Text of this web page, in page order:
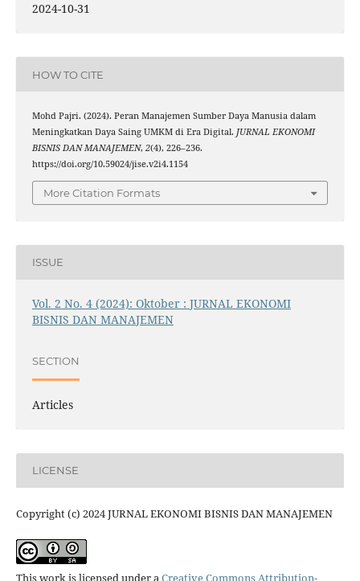
2024-10-31
HOW TO CITE
Mohd Pajri. (2024). Peran Manajemen Sumber Daya Manusia dalam
Meningkatkan Daya Saing UMKM di Era Digital. JURNAL EKONOMI
BISNIS DAN MANAJEMEN, 2(4), 226–236.
https://doi.org/10.59024/jise.v2i4.1154
More Citation Formats
ISSUE
Vol. 2 No. 4 (2024): Oktober : JURNAL EKONOMI
BISNIS DAN MANAJEMEN
SECTION
Articles
LICENSE
Copyright (c) 2024 JURNAL EKONOMI BISNIS DAN MANAJEMEN
This work is licensed under aCreative Commons Attribution-